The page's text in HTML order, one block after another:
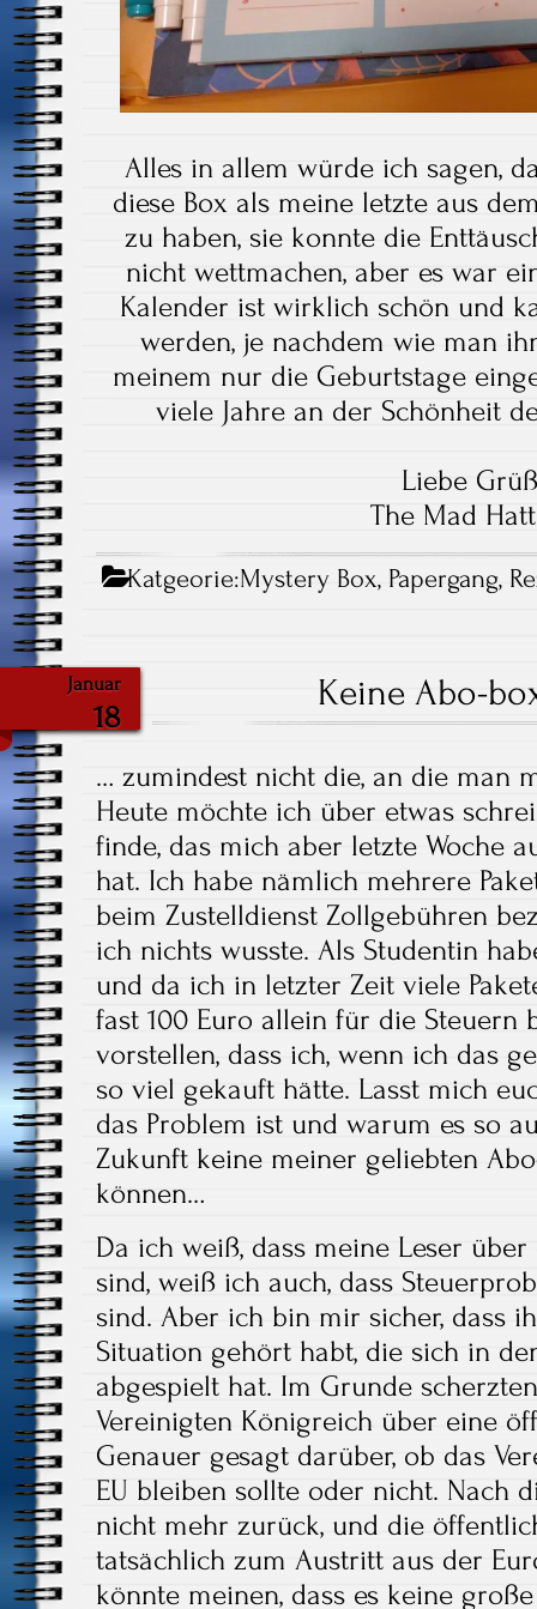
Alles in allem würde ich sagen,
diese Box als meine letzte aus
zu haben, sie konnte die
nicht wettmachen, aber es war
Kalender ist wirklich schön und
werden, je nachdem wie man
meinem nur die Geburtstage
viele Jahre an der Schönheit
Liebe
The Mad
Katgeorie:Mystery Box, Papergang,
Januar
18
Keine Abo-
… zumindest nicht die, an die man
Heute möchte ich über etwas
finde, das mich aber letzte Woche
hat. Ich habe nämlich mehrere
beim Zustelldienst Zollgebühren
ich nichts wusste. Als Studentin
und da ich in letzter Zeit viele
fast 100 Euro allein für die Steuern
vorstellen, dass ich, wenn ich das
so viel gekauft hätte. Lasst mich
das Problem ist und warum es so
Zukunft keine meiner geliebten
können…
Da ich weiß, dass meine Leser
sind, weiß ich auch, dass
sind. Aber ich bin mir sicher, dass
Situation gehört habt, die sich in
abgespielt hat. Im Grunde
Vereinigten Königreich über eine
Genauer gesagt darüber, ob das
EU bleiben sollte oder nicht. Nach
nicht mehr zurück, und die
tatsächlich zum Austritt aus der
könnte meinen, dass es keine